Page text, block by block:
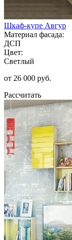
Шкаф-купе Авгур
Материал фасада:
ДСП
Цвет:
Светлый
от 26 000 руб.
Рассчитать